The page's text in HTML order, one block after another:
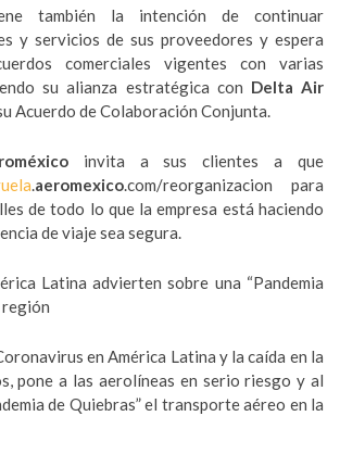
también la intención de continuar
y servicios de sus proveedores y espera
comerciales vigentes con varias
su alianza estratégica con Delta Air
Acuerdo de Colaboración Conjunta.
invita a sus clientes a que
.aeromexico.com/reorganizacion para
de todo lo que la empresa está haciendo
de viaje sea segura.
Latina advierten sobre una “Pandemia
región
en América Latina y la caída en la
pone a las aerolíneas en serio riesgo y al
de Quiebras” el transporte aéreo en la